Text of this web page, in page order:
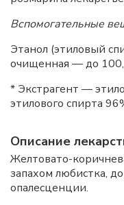
Вспомогательные
Этанол (этиловый
очищенная — до
* Экстрагент —
этилового спирта
Описание
Желтовато-
запахом любистка,
опалесценции.